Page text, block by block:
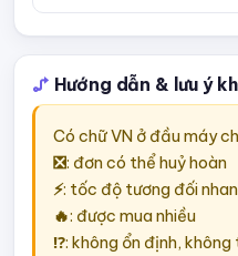
Hướng dẫn & lưu ý
Có chữ VN ở đầu máy
❎: đơn có thể huỷ hoàn
⚡: tốc độ tương đối
🔥: được mua nhiều
⁉️: không ổn định,